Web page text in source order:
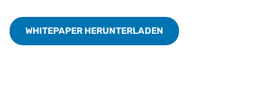
WHITEPAPER HERUNTERLADEN